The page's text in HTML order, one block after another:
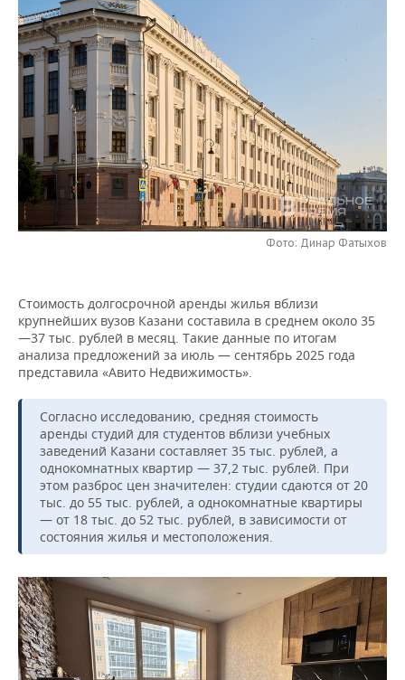
КОМУ ПРИНАДЛЕЖАТ
ТОРГОВЫЕ ЦЕНТРЫ
ТАТАРСТАНА
БЮДЖЕТ
ИНВЕСТИЦИИ
МАШИНОСТРОЕНИЕ
НЕФТЕХИМИЯ
НЕФТЬ
ОПК
ЭНЕРГЕТИКА
НОВОСТИ АВТО
БИЗНЕС
НОВОСТИ БИЗНЕСА
РОЗНИЧНАЯ ТОРГОВЛЯ
ТРАНСПОРТ
УСЛУГИ
ТЕХНОЛОГИИ
НОВОСТИ ТЕХНОЛОГИЙ
IT
МЕДИА
ТЕЛЕКОММУНИКАЦИИ
МЕРОПРИЯТИЯ
НОВОСТИ МЕРОПРИЯТИЙ
ВЫЕЗДНАЯ РЕДАКЦИЯ
БИЗНЕС-БРАНЧИ
ОТКРЫТАЯ ЛЕКЦИЯ
СПОРТ
НОВОСТИ СПОРТА
ФУТБОЛ
БАСКЕТБОЛ
ВОЛЕЙБОЛ
ФИГУРНОЕ КАТАНИЕ
ВОДНЫЕ ВИДЫ СПОРТА
ХОККЕЙ С МЯЧОМ
ОБЩЕСТВО
НОВОСТИ ОБЩЕСТВА
ИНФРАСТРУКТУРА
ИСТОРИЯ
МЕДИЦИНА
ОБРАЗОВАНИЕ
ПРОИСШЕСТВИЯ
ФОТОГАЛЕРЕЯ
СПРАВОЧНИК
СПИСОК ПЕРСОН
ПОЛНАЯ ВЕРСИЯ
Фото: Динар Фатыхов
Стоимость долгосрочной аренды жилья вблизи
крупнейших вузов Казани составила в среднем около 35
—37 тыс. рублей в месяц. Такие данные по итогам
анализа предложений за июль — сентябрь 2025 года
представила «Авито Недвижимость».
Согласно исследованию, средняя стоимость
аренды студий для студентов вблизи учебных
заведений Казани составляет 35 тыс. рублей, а
однокомнатных квартир — 37,2 тыс. рублей. При
этом разброс цен значителен: студии сдаются от 20
тыс. до 55 тыс. рублей, а однокомнатные квартиры
— от 18 тыс. до 52 тыс. рублей, в зависимости от
состояния жилья и местоположения.